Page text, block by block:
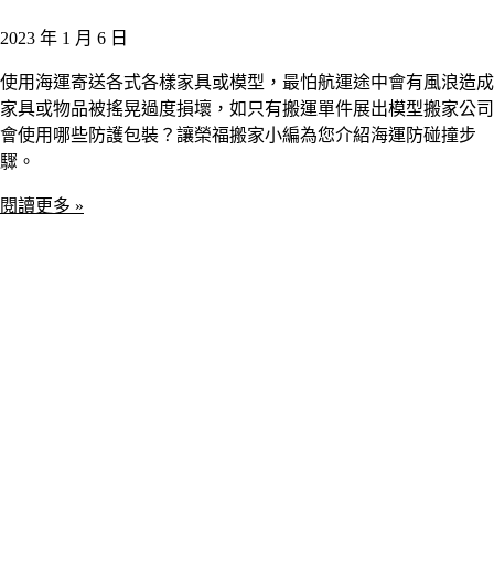
2023 年 1 月 6 日
使用海運寄送各式各樣家具或模型，最怕航運途中會有風浪造成
家具或物品被搖晃過度損壞，如只有搬運單件展出模型搬家公司
會使用哪些防護包裝？讓榮福搬家小編為您介紹海運防碰撞步
驟。
閱讀更多 »